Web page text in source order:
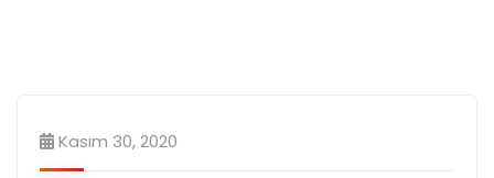
Kasım 30, 2020